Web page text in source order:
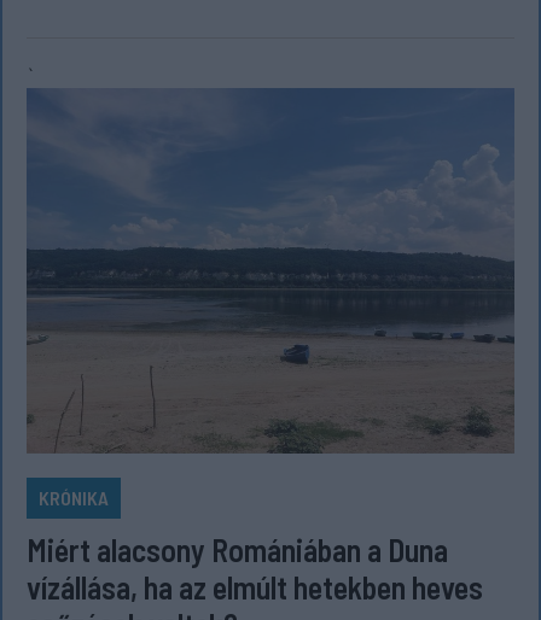
`
KRÓNIKA
Miért alacsony Romániában a Duna
vízállása, ha az elmúlt hetekben heves